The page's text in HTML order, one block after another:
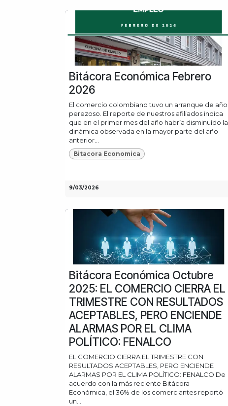
Bitácora Económica Febrero
2026
El comercio colombiano tuvo un arranque de año
perezoso. El reporte de nuestros afiliados indica
que en el primer mes del año habría disminuído la
dinámica observada en la mayor parte del año
anterior...
Bitacora Economica
9/03/2026
Bitácora Económica Octubre
2025: EL COMERCIO CIERRA EL
TRIMESTRE CON RESULTADOS
ACEPTABLES, PERO ENCIENDE
ALARMAS POR EL CLIMA
POLÍTICO: FENALCO
EL COMERCIO CIERRA EL TRIMESTRE CON
RESULTADOS ACEPTABLES, PERO ENCIENDE
ALARMAS POR EL CLIMA POLÍTICO: FENALCO De
acuerdo con la más reciente Bitácora
Económica, el 36% de los comerciantes reportó
un...